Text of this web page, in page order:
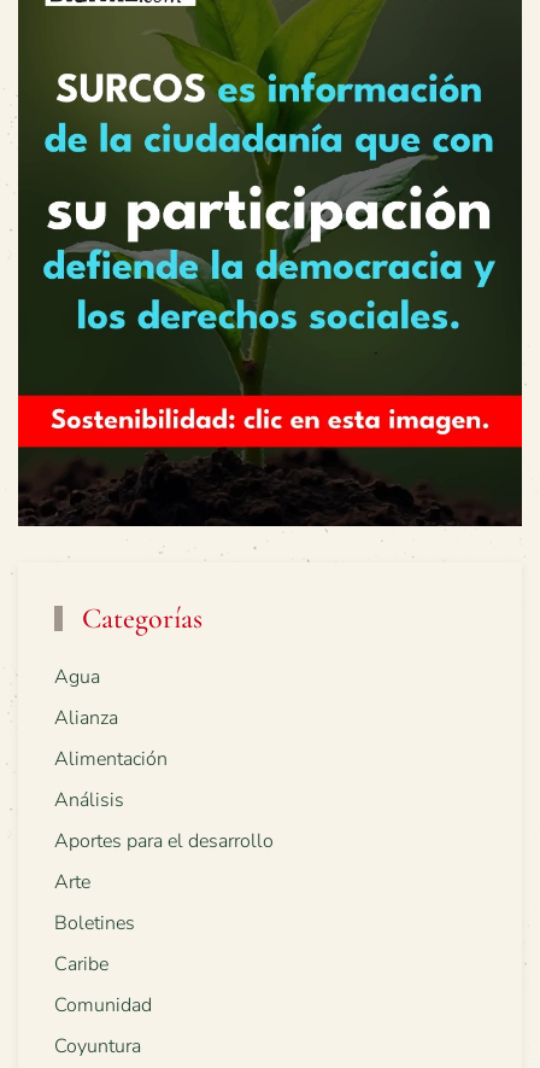
Categorías
Agua
Alianza
Alimentación
Análisis
Aportes para el desarrollo
Arte
Boletines
Caribe
Comunidad
Coyuntura